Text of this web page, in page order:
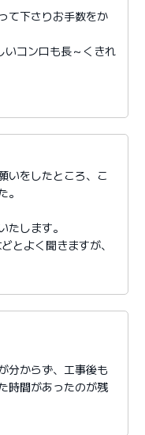
て下さりお手数をか
コンロも長～くきれ
いをしたところ、こ
します。
とよく聞きますが、
分からず、工事後も
時間があったのが残